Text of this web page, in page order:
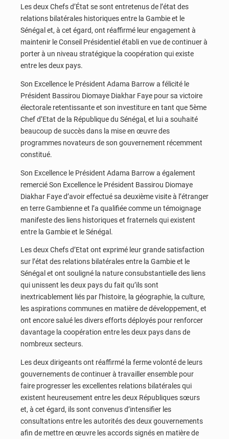
Les deux Chefs d’État se sont entretenus de l’état des
relations bilatérales historiques entre la Gambie et le
Sénégal et, à cet égard, ont réaffirmé leur engagement à
maintenir le Conseil Présidentiel établi en vue de continuer à
porter à un niveau stratégique la coopération qui existe
entre les deux pays.
Son Excellence le Président Adama Barrow a félicité le
Président Bassirou Diomaye Diakhar Faye pour sa victoire
électorale retentissante et son investiture en tant que 5ème
Chef d’Etat de la République du Sénégal, et lui a souhaité
beaucoup de succès dans la mise en œuvre des
programmes novateurs de son gouvernement récemment
constitué.
Son Excellence le Président Adama Barrow a également
remercié Son Excellence le Président Bassirou Diomaye
Diakhar Faye d’avoir effectué sa deuxième visite à l’étranger
en terre Gambienne et l’a qualifiée comme un témoignage
manifeste des liens historiques et fraternels qui existent
entre la Gambie et le Sénégal.
Les deux Chefs d’Etat ont exprimé leur grande satisfaction
sur l’état des relations bilatérales entre la Gambie et le
Sénégal et ont souligné la nature consubstantielle des liens
qui unissent les deux pays du fait qu’ils sont
inextricablement liés par l’histoire, la géographie, la culture,
les aspirations communes en matière de développement, et
ont encore salué les divers efforts déployés pour renforcer
davantage la coopération entre les deux pays dans de
nombreux secteurs.
Les deux dirigeants ont réaffirmé la ferme volonté de leurs
gouvernements de continuer à travailler ensemble pour
faire progresser les excellentes relations bilatérales qui
existent heureusement entre les deux Républiques sœurs
et, à cet égard, ils sont convenus d’intensifier les
consultations entre les autorités des deux gouvernements
afin de mettre en œuvre les accords signés en matière de